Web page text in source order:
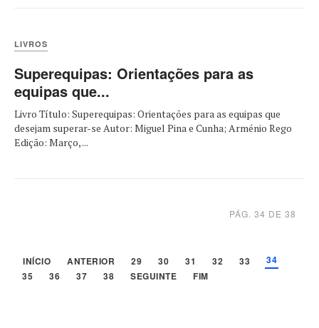
LIVROS
Superequipas: Orientações para as
equipas que...
Livro Título: Superequipas: Orientações para as equipas que
desejam superar-se Autor: Miguel Pina e Cunha; Arménio Rego
Edição: Março, ...
PÁG. 34 DE 38
INÍCIO ANTERIOR 29 30 31 32 33
34
35
36 37 38 SEGUINTE FIM